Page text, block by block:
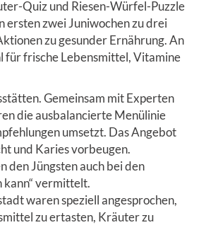
Quiz und Riesen-Würfel-Puzzle
zwei Juniwochen zu drei
zu gesunder Ernährung. An
für frische Lebensmittel, Vitamine
Gemeinsam mit Experten
die ausbalancierte Menülinie
umsetzt. Das Angebot
und Karies vorbeugen.
Jüngsten auch bei den
vermittelt.
waren speziell angesprochen,
zu ertasten, Kräuter zu